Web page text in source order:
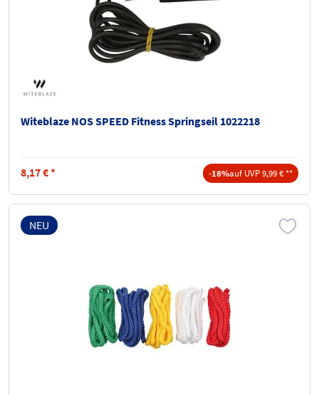
Witeblaze NOS SPEED Fitness Springseil 1022218
8,17€ * -18%auf UVP 9,99 € **
NEU